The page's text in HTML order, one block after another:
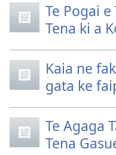
Te Pogai
Tena ki a
Kaia ne
gata ke
Te Agaga
Tena